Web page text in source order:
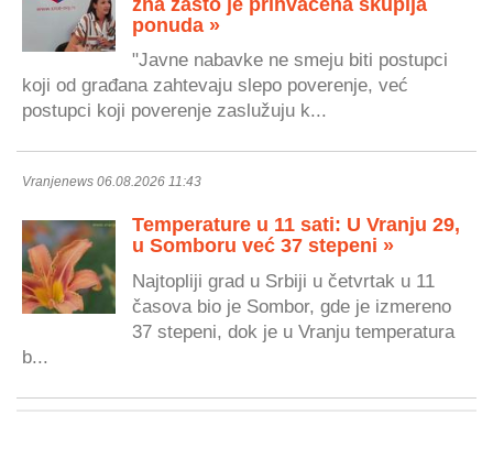
ponuda »
"Javne nabavke ne smeju biti postupci
koji od građana zahtevaju slepo poverenje, već
postupci koji poverenje zaslužuju k...
Vranjenews 06.08.2026 11:43
Temperature u 11 sati: U Vranju 29,
u Somboru već 37 stepeni »
Najtopliji grad u Srbiji u četvrtak u 11
časova bio je Sombor, gde je izmereno
37 stepeni, dok je u Vranju temperatura
b...